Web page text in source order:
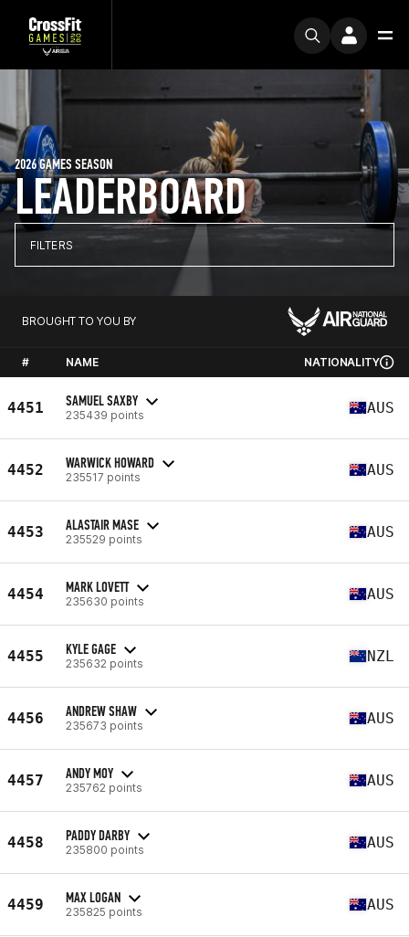
LEADERBOARD
2026 GAMES SEASON
FILTERS
BROUGHT TO YOU BY
# NAME NATIONALITY
4451 SAMUEL SAXBY
235439 points AUS
4452 WARWICK HOWARD
235517 points AUS
4453 ALASTAIR MASE
235529 points AUS
4454 MARK LOVETT
235630 points AUS
4455 KYLE GAGE
235632 points NZL
4456 ANDREW SHAW
235673 points AUS
4457 ANDY MOY
235762 points AUS
4458 PADDY DARBY
235800 points AUS
4459 MAX LOGAN
235825 points AUS